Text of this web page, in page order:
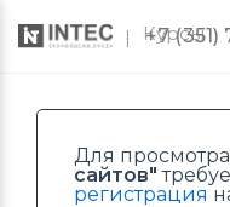
Курсы
+7 (351)
Для
сайтов"
регистрация